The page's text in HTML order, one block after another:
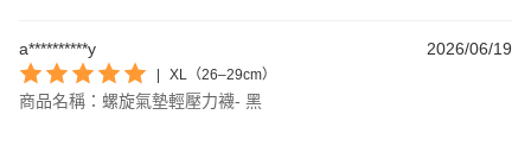
a**********y 2026/06/19
XL（26–29cm）
商品名稱：螺旋氣墊輕壓力襪- 黑